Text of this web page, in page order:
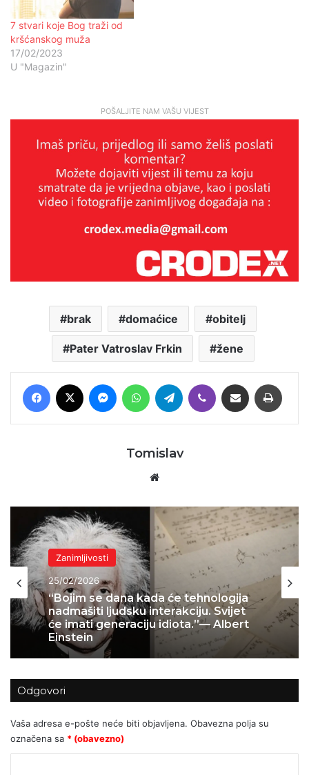
7 stvari koje Bog traži od
kršćanskog muža
17/02/2023
U "Magazin"
POŠALJITE NAM VAŠU VIJEST
brak domaćice obitelj
Pater Vatroslav Frkin žene
Facebook MessengerWhatsAppTelegram Viber Podijeli putem E-maila
Tomislav
17/02/2026
Isplivala je foto Vlatke Pokos s HOS-
ovcima, zatvorila je sve svoje profile
Odgovori
Vaša adresa e-pošte neće biti objavljena. Obavezna polja su
označena sa * (obavezno)